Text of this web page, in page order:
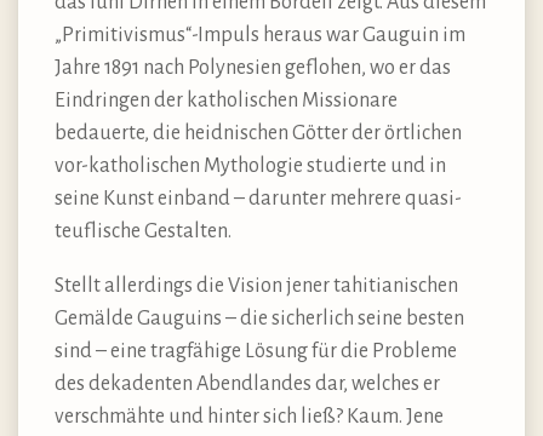
„Primitivismus“-Impuls heraus war Gauguin im
Jahre 1891 nach Polynesien geflohen, wo er das
Eindringen der katholischen Missionare
bedauerte, die heidnischen Götter der örtlichen
vor-katholischen Mythologie studierte und in
seine Kunst einband – darunter mehrere quasi-
teuflische Gestalten.
Stellt allerdings die Vision jener tahitianischen
Gemälde Gauguins – die sicherlich seine besten
sind – eine tragfähige Lösung für die Probleme
des dekadenten Abendlandes dar, welches er
verschmähte und hinter sich ließ? Kaum. Jene